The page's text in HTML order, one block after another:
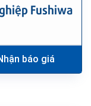
Fushiwa
báo giá